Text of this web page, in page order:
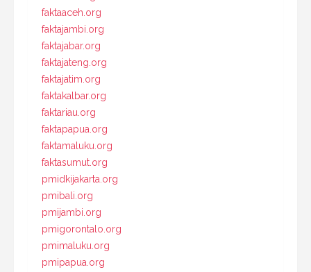
faktaaceh.org
faktajambi.org
faktajabar.org
faktajateng.org
faktajatim.org
faktakalbar.org
faktariau.org
faktapapua.org
faktamaluku.org
faktasumut.org
pmidkijakarta.org
pmibali.org
pmijambi.org
pmigorontalo.org
pmimaluku.org
pmipapua.org